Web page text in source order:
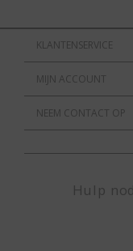
KLANTENSERVICE
MIJN ACCOUNT
NEEM CONTACT OP
Hulp